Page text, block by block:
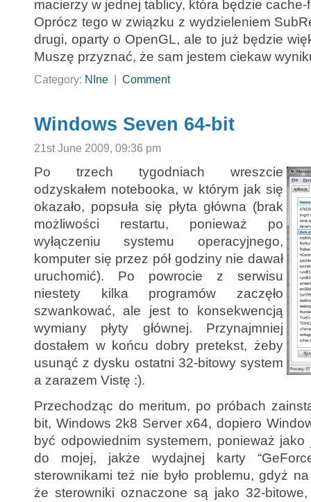
macierzy w jednej tablicy, która będzie cache-
Oprócz tego w związku z wydzieleniem
drugi, oparty o OpenGL, ale to już będzie
Muszę przyznać, że sam jestem ciekaw
Category: NIne Comment
Windows Seven 64-bit
21st June 2009, 09:36 pm
Po trzech tygodniach wreszcie
odzyskałem notebooka, w którym jak się
okazało, popsuła się płyta główna (brak
możliwości restartu, ponieważ po
wyłączeniu systemu operacyjnego,
komputer się przez pół godziny nie dawał
uruchomić). Po powrocie z serwisu
niestety kilka programów zaczęło
szwankować, ale jest to konsekwencją
wymiany płyty głównej. Przynajmniej
dostałem w końcu dobry pretekst, żeby
usunąć z dysku ostatni 32-bitowy system
a zarazem Vistę :).
Przechodząc do meritum, po próbach
bit, Windows 2k8 Server x64, dopiero
być odpowiednim systemem, ponieważ
do mojej, jakże wydajnej karty
sterownikami też nie było problemu, gdyż
że sterowniki oznaczone są jako 32-